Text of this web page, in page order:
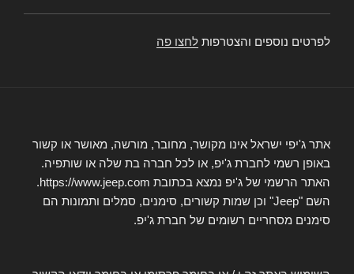
לפרטים נוספים והצטרפות לחצו פה
אתר ג'יפי ישראל אינו מקושר, מחובר, מורשה, מאושר או קשור
באופן רשמי לחברת ג'יפ, או לכל חברה בת שלה או שותפיה.
האתר הרשמי של ג'יפ נמצא בכתובת https://www.jeep.com.
השם "Jeep" וכן שמות קשורים, סימנים, סמלים ותמונות הם
סימנים מסחריים רשומים של חברת ג'יפ.